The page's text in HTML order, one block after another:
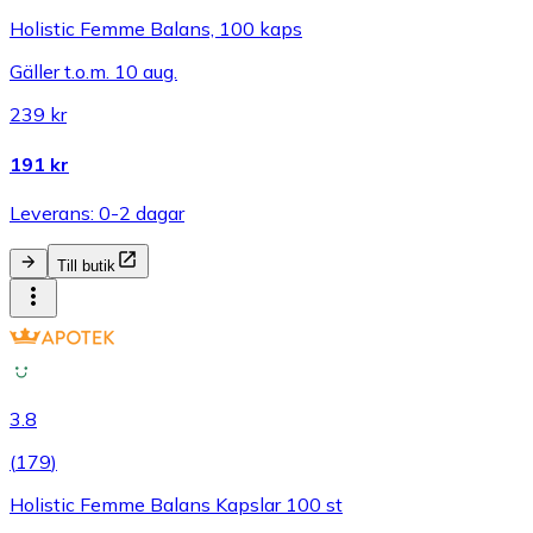
Holistic Femme Balans, 100 kaps
Gäller t.o.m. 10 aug.
239 kr
191 kr
Leverans: 0-2 dagar
Till butik
3.8
(179)
Holistic Femme Balans Kapslar 100 st